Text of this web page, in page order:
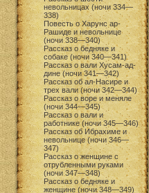
невольницах (ночи 334—
338)
Повесть о Харунс ар-
Рашиде и невольнице
(ночи 338—340)
Рассказ о бедняке и
собаке (ночи 340—341)
Рассказ о вали Хусам-ад-
дине (ночи 341—342)
Рассказ об ал-Насире и
трех вали (ночи 342—344)
Рассказ о воре и меняле
(ночи 344—345)
Рассказ о вали и
работнике (ночи 345—346)
Рассказ об Ибрахиме и
невольнице (ночи 346—
347)
Рассказ о женщине с
отрубленными руками
(ночи 347—348)
Рассказ о бедняке и
женщине (ночи 348—349)